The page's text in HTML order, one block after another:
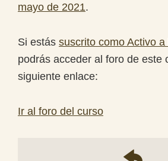
mayo de 2021.
Si estás suscrito como Activo
podrás acceder al foro de este
siguiente enlace:
Ir al foro del curso